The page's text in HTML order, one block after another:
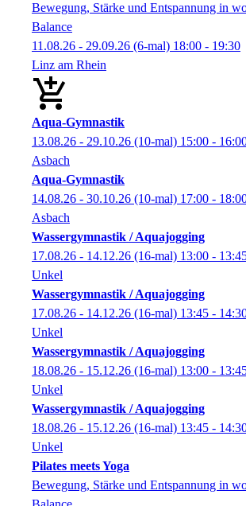
Bewegung, Stärke und Entspannung in
Balance
11.08.26 - 29.09.26 (6-mal) 18:00 - 19:30
Linz am Rhein
Aqua-Gymnastik
13.08.26 - 29.10.26 (10-mal) 15:00 -
Asbach
Aqua-Gymnastik
14.08.26 - 30.10.26 (10-mal) 17:00 -
Asbach
Wassergymnastik / Aquajogging
17.08.26 - 14.12.26 (16-mal) 13:00 -
Unkel
Wassergymnastik / Aquajogging
17.08.26 - 14.12.26 (16-mal) 13:45 -
Unkel
Wassergymnastik / Aquajogging
18.08.26 - 15.12.26 (16-mal) 13:00 -
Unkel
Wassergymnastik / Aquajogging
18.08.26 - 15.12.26 (16-mal) 13:45 -
Unkel
Pilates meets Yoga
Bewegung, Stärke und Entspannung in